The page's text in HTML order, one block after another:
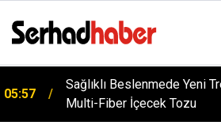
05:57
Sağlıklı Beslenmede Yeni
Multi-Fiber İçecek Tozu